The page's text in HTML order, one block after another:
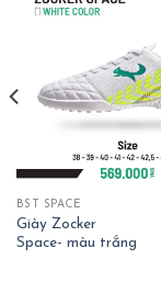
BST SPACE
Giày Zocker
Space- màu trắng